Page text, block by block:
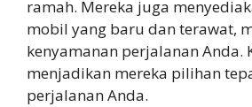
ramah. Mereka juga
mobil yang baru dan terawat,
kenyamanan perjalanan Anda.
menjadikan mereka pilihan
perjalanan Anda.